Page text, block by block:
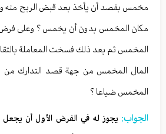
مخمس بقصد أن يأخذ بعد قبض الربح منه
مكان المخمس بدون أن يخمس ؟ وعلى
المخمس ثم بعد ذلك فسخت المعاملة
المال المخمس من جهة قصد التدارك
المخمس ضياعا ؟
الجواب: يجوز له في الفرض الأول أن